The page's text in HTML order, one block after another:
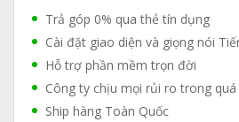
Trả góp 0% qua thẻ tín dụng
Cài đặt giao diện và giọng nói
Hỗ trợ phần mềm trọn đời
Công ty chịu mọi rủi ro trong
Ship hàng Toàn Quốc